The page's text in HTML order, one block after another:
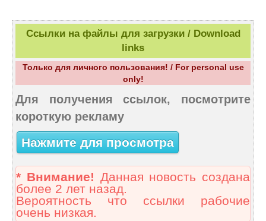
Ссылки на файлы для загрузки / Download
links
Только для личного пользования! / For personal use
only!
Для получения ссылок, посмотрите
короткую рекламу
Нажмите для просмотра
* Внимание! Данная новость создана
более 2 лет назад.
Вероятность что ссылки рабочие
очень низкая.